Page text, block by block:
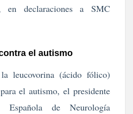
en declaraciones a SMC
el autismo
leucovorina (ácido fólico)
el autismo, el presidente
de Neurología